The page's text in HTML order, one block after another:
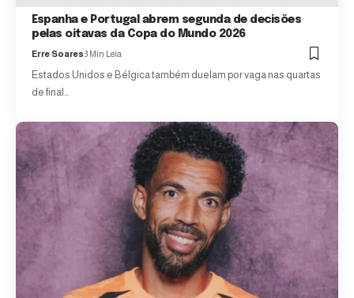
Espanha e Portugal abrem segunda de decisões
pelas oitavas da Copa do Mundo 2026
Erre Soares3 Min Leia
Estados Unidos e Bélgica também duelam por vaga nas quartas
de final…